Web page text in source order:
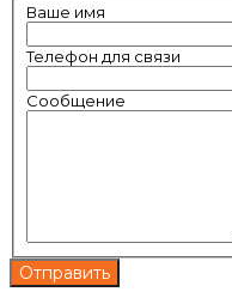
Ваше имя
Телефон для связи
Сообщение